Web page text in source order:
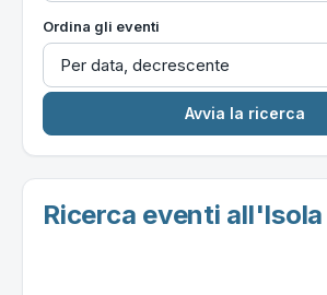
Ordina gli eventi
Ricerca eventi